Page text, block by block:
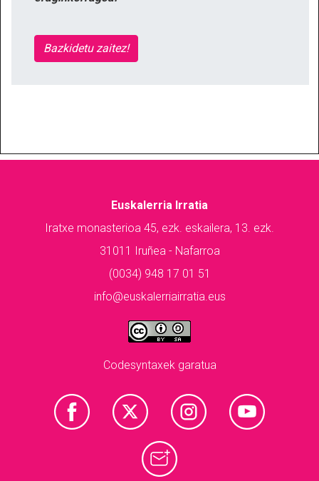
Bazkidetu zaitez!
Euskalerria Irratia
Iratxe monasterioa 45, ezk. eskailera, 13. ezk.
31011 Iruñea - Nafarroa
(0034) 948 17 01 51
info@euskalerriairratia.eus
Codesyntaxek garatua